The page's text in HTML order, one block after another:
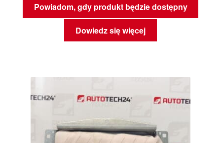
Powiadom, gdy produkt będzie dostępny
Dowiedz się więcej